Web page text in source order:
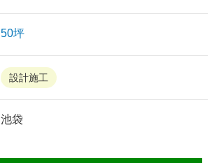
50坪
設計施工
池袋